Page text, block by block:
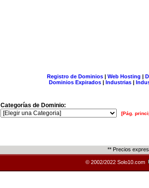
Registro de Dominios| Web Hosting |
Dominios Expirados | Industrias |
Categorías de Dominio:
[Pág.
** Precios
© 2002/2022 Solo10.com